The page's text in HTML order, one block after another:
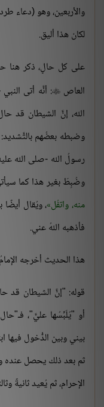
والأربعين، وهو (دعاء
لكان هذا أليق.
على كل حالٍ، ذكر هنا
العاص: أنَّه أتى
الله، إنَّ الشيطان قد
وضبطه بعضُهم بالتَّشديد:
رسولُ الله -صلى الله
وضُبِطَ بغير هذا كما
منه، واتفُل ، ويُقال أيضًا
فأذهبه اللهُ عني.
هذا الحديث أخرجه
قوله: "إنَّ الشيطان قد
أو "يُلَبِّسُها عليَّ"،
بيني وبين الدُّخول فيها
ثم بعد ذلك يحصل عنده
الإحرام، ثم يُعيد ثانيةً